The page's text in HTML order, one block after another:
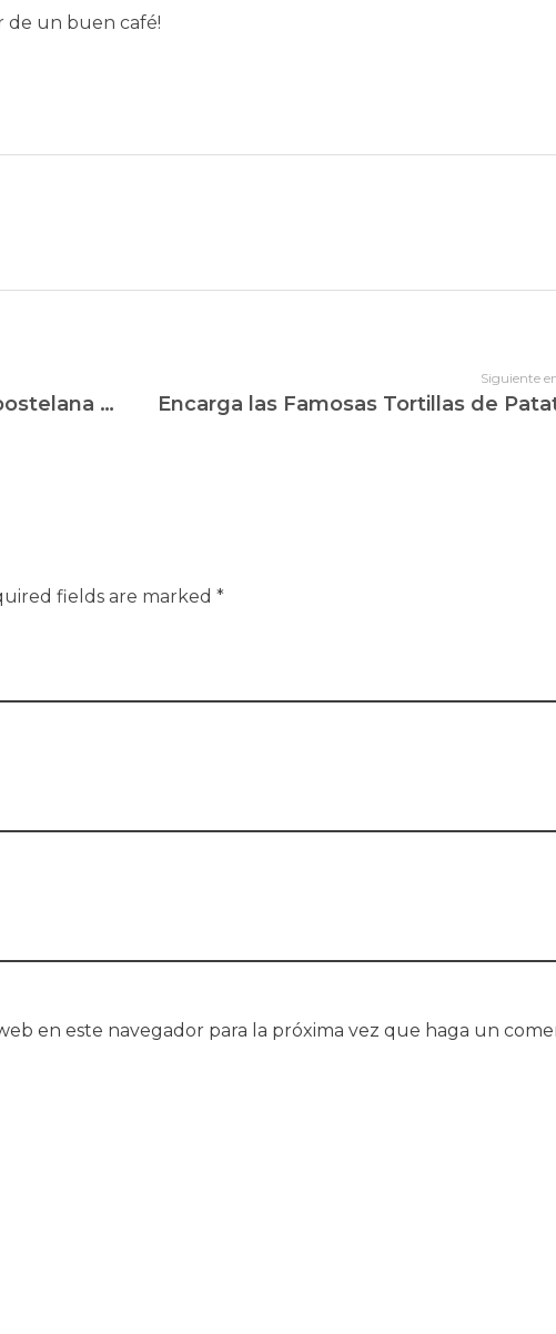
de un buen café!
Café Bar Lisboa: Sella tu Compostelana en O Barco de Valdeorras y Disfruta de una Parada Inolvidable
Siguiente
fields are marked *
en este navegador para la próxima vez que haga un